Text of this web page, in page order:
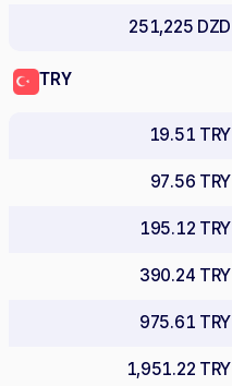
251,225 DZD
TRY
19.51 TRY
97.56 TRY
195.12 TRY
390.24 TRY
975.61 TRY
1,951.22 TRY